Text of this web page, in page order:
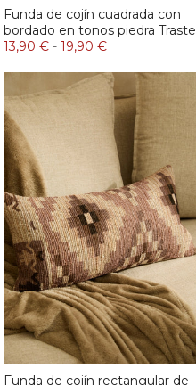
Funda de cojín cuadrada con
bordado en tonos piedra Traste
13,90 € - 19,90 €
Funda de cojín rectangular de